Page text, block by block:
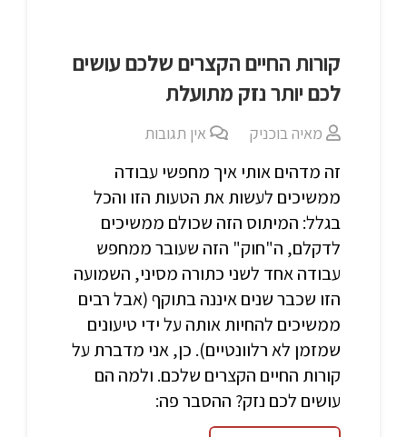
קורות החיים הקצרים שלכם עושים
לכם יותר נזק מתועלת
מאיה בוכניק אין תגובות
זה מדהים אותי איך מחפשי עבודה
ממשיכים לעשות את הטעות הזו והכל
בגלל: המיתוס הזה שכולם ממשיכים
לדקלם, ה"חוק" הזה שעובר ממחפש
עבודה אחד לשני כתורה מסיני, השמועה
הזו שכבר שנים איננה בתוקף (אבל רבים
ממשיכים להחיות אותה על ידי טיעונים
שמזמן לא רלוונטיים). כן, אני מדברת על
קורות החיים הקצרים שלכם. ולמה הם
עושים לכם נזק? ההסבר פה: